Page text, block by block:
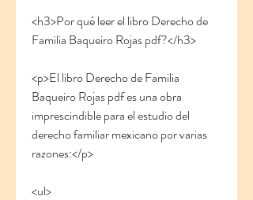
<h3>Por qué leer el libro Derecho de
Familia Baqueiro Rojas pdf?</h3>
<p>El libro Derecho de Familia
Baqueiro Rojas pdf es una obra
imprescindible para el estudio del
derecho familiar mexicano por varias
razones:</p>
<ul>